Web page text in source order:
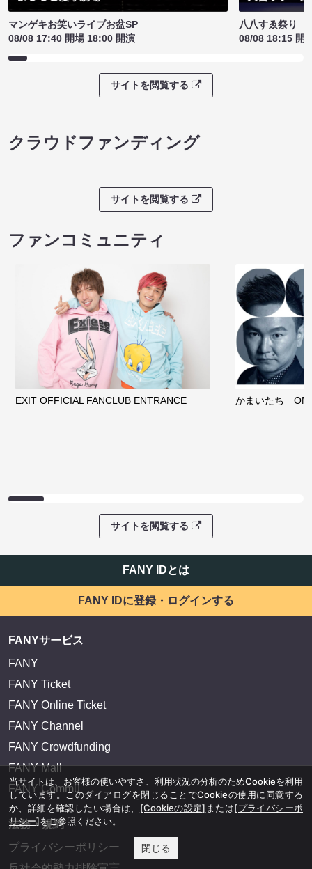
マンゲキお笑いライブお盆SP
08/08 17:40 開場 18:00 開演
八八すゑ祭り
08/08 18:15 開
サイトを閲覧する
クラウドファンディング
サイトを閲覧する
ファンコミュニティ
EXIT OFFICIAL FANCLUB ENTRANCE かまいたち
サイトを閲覧する
FANY IDとは
FANY IDに登録・ログインする
FANYサービス
FANY
FANY Ticket
FANY Online Ticket
FANY Channel
FANY Crowdfunding
FANY Mall
FANY Commu
法務・規約
プライバシーポリシー
当サイトは、お客様の使いやすさ、利用状況の分析のためCookieを利用
しています。このダイアログを閉じることでCookieの使用に同意する
か、詳細を確認したい場合は、 [Cookieの設定] または[プライバシーポ
リシー]をご参照ください。
閉じる